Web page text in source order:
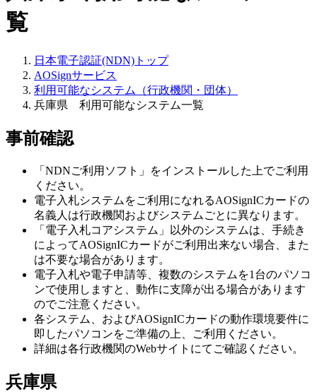
覧
日本電子認証(NDN)トップ
AOSignサービス
利用可能なシステム（行政機関・団体）
兵庫県 利用可能なシステム一覧
事前確認
「NDNご利用ソフト」をインストールした上でご利用
ください。
電子入札システムをご利用になれるAOSignICカードの
名義人は行政機関およびシステムごとに異なります。
「電子入札コアシステム」以外のシステムは、手続き
によってAOSignICカードがご利用出来ない場合、また
は不要な場合があります。
電子入札や電子申請等、複数のシステムを1台のパソコ
ンで使用しますと、動作に支障が出る場合があります
のでご注意ください。
各システム、およびAOSignICカードの動作環境要件に
即したパソコンをご準備の上、ご利用ください。
詳細は各行政機関のWebサイトにてご確認ください。
兵庫県